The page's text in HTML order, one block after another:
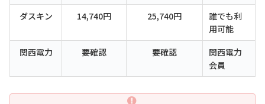
ダスキン
14,740円 25,740円
誰でも利
用可能
関西電力
要確認 要確認
関西電力
会員